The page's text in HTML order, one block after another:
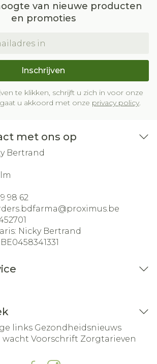
van nieuwe producten
en promoties
Inschrijven
te klikken, schrijft u zich in voor onze
u akkoord met onze privacy policy.
met ons op
Bertrand
98 62
proximus.be
Nicky Bertrand
BE0458341331
links Gezondheidsnieuws
wacht Voorschrift Zorgtarieven